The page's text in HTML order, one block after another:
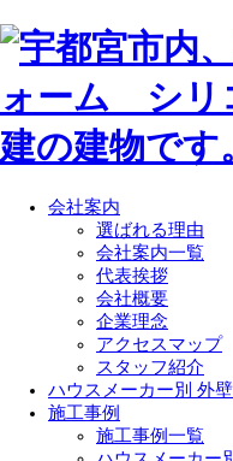
会社案内
選ばれる理由
会社案内一覧
代表挨拶
会社概要
企業理念
アクセスマップ
スタッフ紹介
ハウスメーカー別 外
施工事例
施工事例一覧